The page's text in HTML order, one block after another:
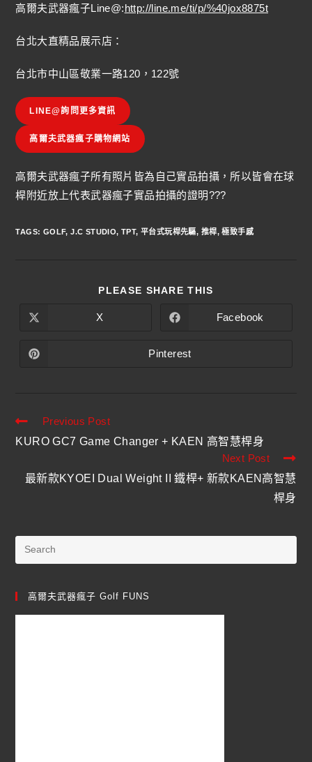
高爾夫武器瘋子Line@:http://line.me/ti/p/%40jox8875t
台北大直精品展示店：
台北市中山區敬業一路120，122號
LINE@詢問更多資訊
高爾夫武器瘋子購物網站
高爾夫武器瘋子所有照片皆為自己實品拍攝，所以皆會在球
桿附近放上代表武器瘋子實品拍攝的證明???
TAGS: GOLF, J.C STUDIO, TPT, 平台式玩桿先驅, 推桿, 極致手感
PLEASE SHARE THIS
X Facebook
Pinterest
Previous Post
KURO GC7 Game Changer + KAEN 高智慧桿身
Next Post
最新款KYOEI Dual Weight II 鐵桿+ 新款KAEN高智慧
桿身
高爾夫武器瘋子 Golf FUNS